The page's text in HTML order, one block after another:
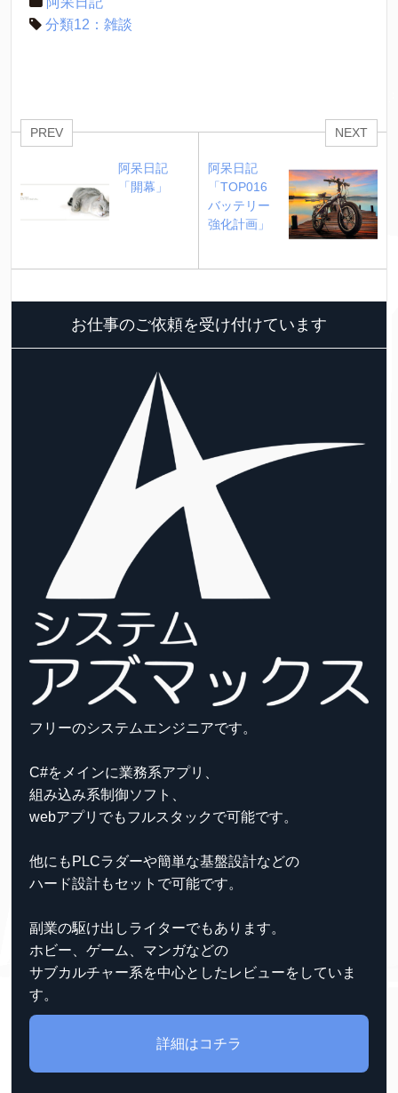
分類12：雑談
PREV
阿呆日記
「開幕」
NEXT
阿呆日記
「TOP016
バッテリー
強化計画」
お仕事のご依頼を受け付けています
フリーのシステムエンジニアです。
C#をメインに業務系アプリ、
組み込み系制御ソフト、
webアプリでもフルスタックで可能です。
他にもPLCラダーや簡単な基盤設計などの
ハード設計もセットで可能です。
副業の駆け出しライターでもあります。
ホビー、ゲーム、マンガなどの
サブカルチャー系を中心としたレビューをしていま
す。
詳細はコチラ